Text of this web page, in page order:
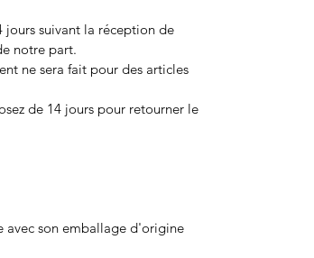
jours suivant la réception de
notre part.
ne sera fait pour des articles
de 14 jours pour retourner le
son emballage d'origine